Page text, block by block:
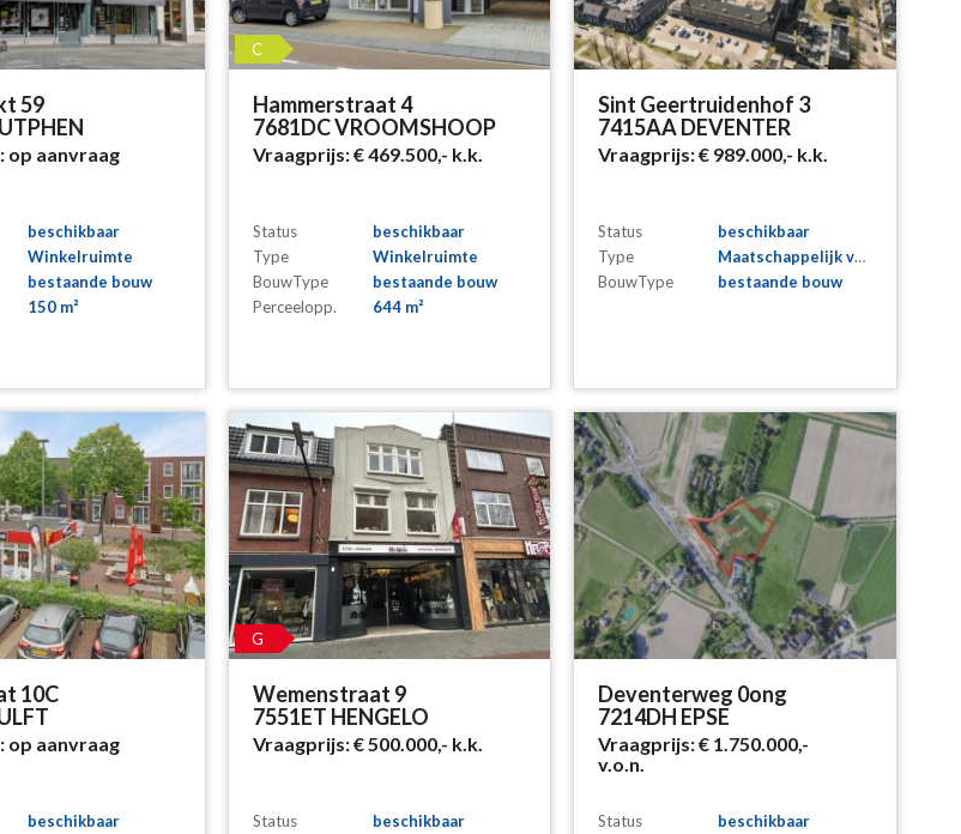
59
op aanvraag
beschikbaar
Winkelruimte
bestaande bouw
150 m²
C
Hammerstraat 4
7681DC VROOMSHOOP
Vraagprijs:€ 469.500,- k.k.
Status
beschikbaar
Type
Winkelruimte
BouwType
bestaande bouw
Perceelopp.
644 m²
Sint Geertruidenhof 3
7415AA DEVENTER
Vraagprijs:€ 989.000,- k.k.
Status
beschikbaar
Type
Maatschappelijk vastgoed
BouwType
bestaande bouw
10C
op aanvraag
beschikbaar
G
Wemenstraat 9
7551ET HENGELO
Vraagprijs:€ 500.000,- k.k.
Status
beschikbaar
Deventerweg 0ong
7214DH EPSE
Vraagprijs:€ 1.750.000,-
v.o.n.
Status
beschikbaar